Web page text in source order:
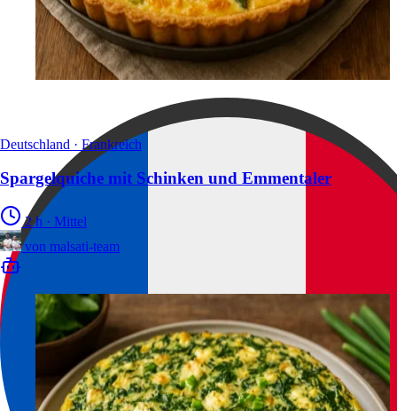
Deutschland · Frankreich
Spargelquiche mit Schinken und Emmentaler
2 h · Mittel
von malsati-team